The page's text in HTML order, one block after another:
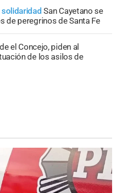
San Cayetano se
de peregrinos de Santa Fe
el Concejo, piden al
de los asilos de